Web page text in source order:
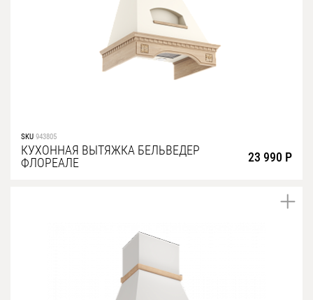
SKU 943805
КУХОННАЯ ВЫТЯЖКА БЕЛЬВЕДЕР
ФЛОРЕАЛЕ
23 990 Р